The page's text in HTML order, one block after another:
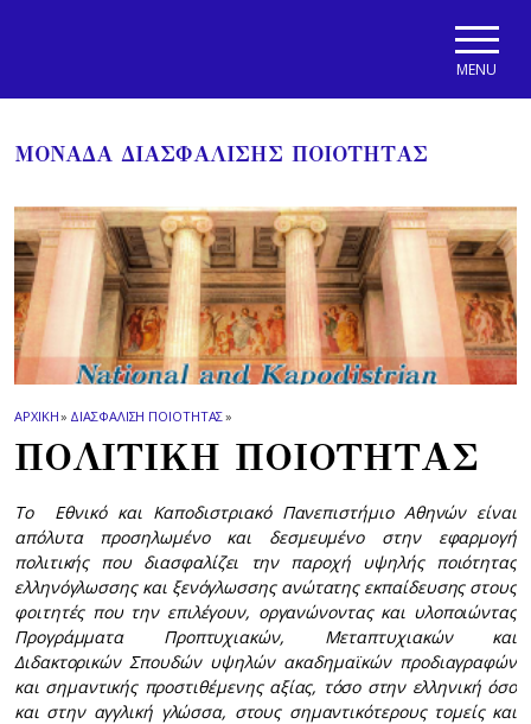
MENU
ΜΟΝΑΔΑ ΔΙΑΣΦΑΛΙΣΗΣ ΠΟΙΟΤΗΤΑΣ
ΑΡΧΙΚΗ» ΔΙΑΣΦΑΛΙΣΗ ΠΟΙΟΤΗΤΑΣ»
ΠΟΛΙΤΙΚΗ ΠΟΙΟΤΗΤΑΣ
To
Εθνικό και Καποδιστριακό Πανεπιστήμιο Αθηνών είναι
απόλυτα προσηλωμένο και δεσμευμένο στην εφαρμογή
πολιτικής που διασφαλίζει την παροχή υψηλής ποιότητας
ελληνόγλωσσης και ξενόγλωσσης ανώτατης εκπαίδευσης στους
φοιτητές που την επιλέγουν, οργανώνοντας και υλοποιώντας
Προγράμματα Προπτυχιακών, Μεταπτυχιακών και
Διδακτορικών Σπουδών υψηλών ακαδημαϊκών προδιαγραφών
και σημαντικής προστιθέμενης αξίας, τόσο στην ελληνική όσο
και στην αγγλική γλώσσα, στους σημαντικότερους τομείς και